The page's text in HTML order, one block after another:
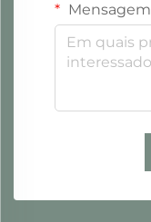
Mensagem